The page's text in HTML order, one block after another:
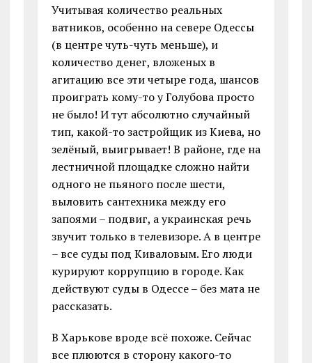
Учитывая количество реальных
ватников, особенно на севере Одессы
(в центре чуть-чуть меньше), и
количество денег, вложеных в
агитацию все эти четыре года, шансов
проиграть кому-то у Голубова просто
не было! И тут абсолютно случайный
тип, какой-то застройщик из Киева, но
зелёный, выигрывает! В районе, где на
лестничной площадке сложно найти
одного не пьяного после шести,
выловить сантехника между его
запоями – подвиг, а украинская речь
звучит только в телевизоре. А в центре
– все суды под Киваловым. Его люди
курируют коррупцию в городе. Как
действуют суды в Одессе – без мата не
рассказать.
В Харькове вроде всё похоже. Сейчас
все плюются в сторону какого-то